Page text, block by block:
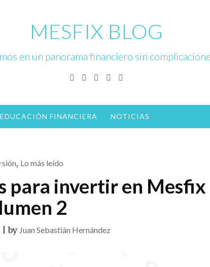
MESFIX BLOG
en un panorama financiero sin
Facebook
TwitterLinkedinInstagram
EDUCACIÓN FINANCIERA NOTICIAS
, Lo más leído
para invertir en Mesfix
2
|by Juan Sebastián Hernández